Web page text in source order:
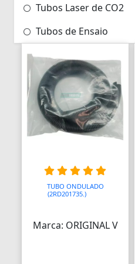
Tubos Laser de CO2
Tubos de Ensaio
TUBO ONDULADO
(2RD201735.)
Marca: ORIGINAL V